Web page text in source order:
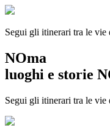
Segui gli itinerari tra le vie
NOma
luoghi e storie
Segui gli itinerari tra le vie